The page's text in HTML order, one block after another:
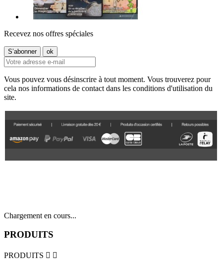
Recevez nos offres spéciales
Vous pouvez vous désinscrire à tout moment. Vous trouverez pour
cela nos informations de contact dans les conditions d'utilisation du
site.
Chargement en cours...
PRODUITS
PRODUITS  